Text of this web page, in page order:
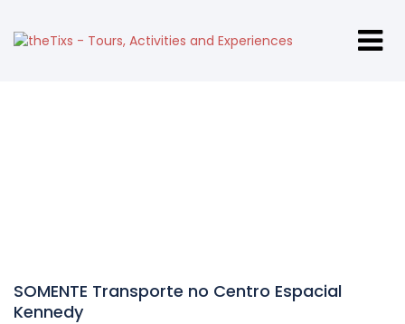
SOMENTE Transporte no Centro Espacial
Kennedy